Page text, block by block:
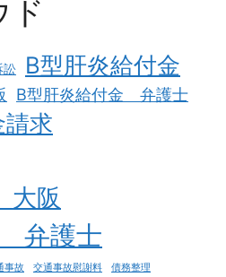
ド
B型肝炎給付金
B型肝炎給付金 弁護士
請求
大阪
弁護士
事故 交通事故慰謝料 債務整理